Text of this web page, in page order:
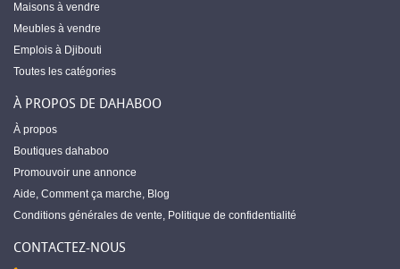
Maisons à vendre
Meubles à vendre
Emplois à Djibouti
Toutes les catégories
À PROPOS DE DAHABOO
À propos
Boutiques dahaboo
Promouvoir une annonce
Aide, Comment ça marche, Blog
Conditions générales de vente, Politique de confidentialité
CONTACTEZ-NOUS